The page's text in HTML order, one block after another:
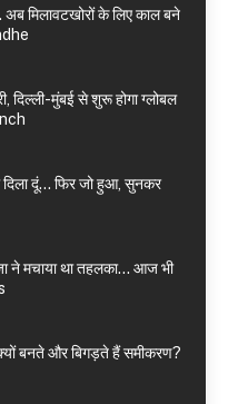
मिलावटखोरों के लिए काल बने
दिल्ली-मुंबई से शुरू होगा ग्लोबल
दिला दूं… फिर जो हुआ, सुनकर
ने मचाया था तहलका… आज भी
बनते और बिगड़ते हैं समीकरण?